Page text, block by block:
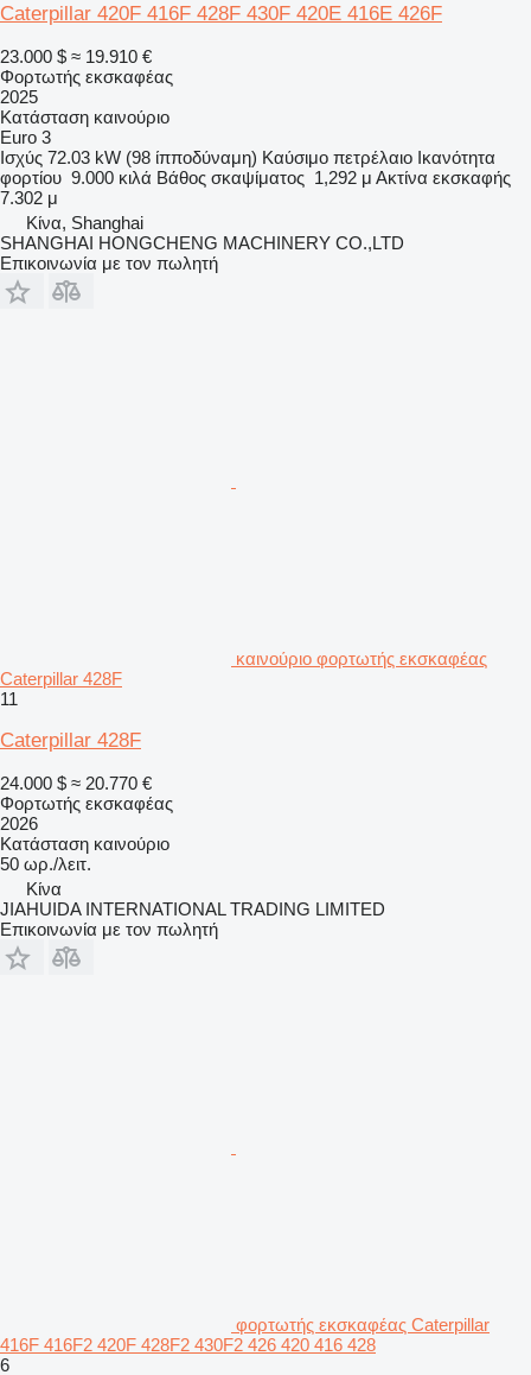
Caterpillar 420F 416F 428F 430F 420E 416E 426F
23.000 $ ≈ 19.910 €
Φορτωτής εκσκαφέας
2025
Κατάσταση καινούριο
Euro 3
Ισχύς 72.03 kW (98 ίπποδύναμη) Καύσιμο πετρέλαιο Ικανότητα
φορτίου 9.000 κιλά Βάθος σκαψίματος 1,292 μ Ακτίνα εκσκαφής
7.302 μ
Κίνα, Shanghai
SHANGHAI HONGCHENG MACHINERY CO.,LTD
Επικοινωνία με τον πωλητή
καινούριο φορτωτής εκσκαφέας
Caterpillar 428F
11
Caterpillar 428F
24.000 $ ≈ 20.770 €
Φορτωτής εκσκαφέας
2026
Κατάσταση καινούριο
50 ωρ./λειτ.
Κίνα
JIAHUIDA INTERNATIONAL TRADING LIMITED
Επικοινωνία με τον πωλητή
φορτωτής εκσκαφέας Caterpillar
416F 416F2 420F 428F2 430F2 426 420 416 428
6